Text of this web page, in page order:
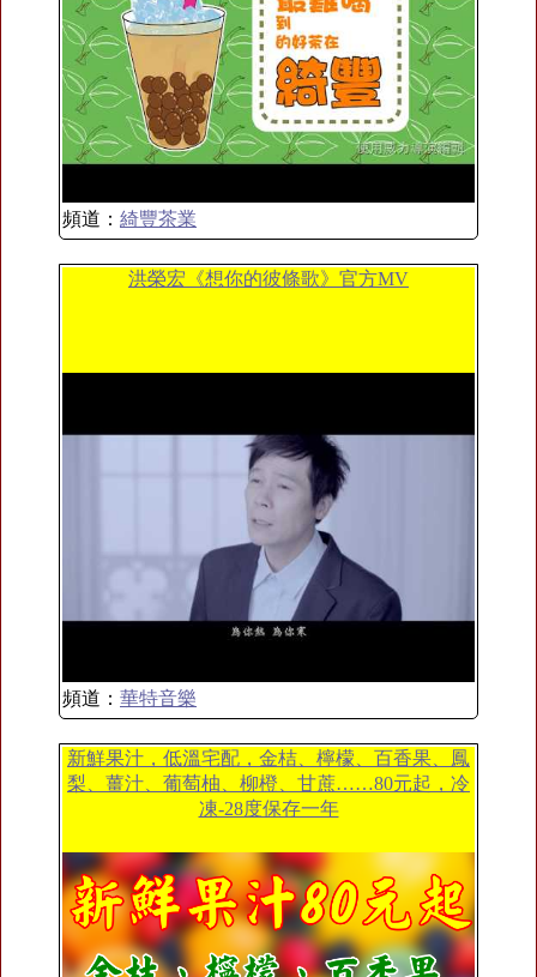
頻道： 綺豐茶業
洪榮宏《想你的彼條歌》官方MV
頻道： 華特音樂
新鮮果汁，低溫宅配，金桔、檸檬、百香果、鳳
梨、薑汁、葡萄柚、柳橙、甘蔗……80元起，冷
凍-28度保存一年